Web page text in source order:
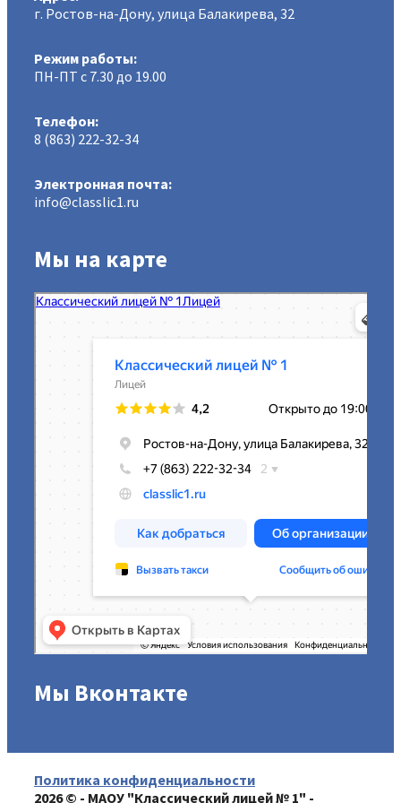
г. Ростов-на-Дону, улица Балакирева, 32
Режим работы:
ПН-ПТ с 7.30 до 19.00
Телефон:
8 (863) 222-32-34
Электронная почта:
info@classlic1.ru
Мы на карте
МАОУ Классический лицей № 1
Лицей в Ростове‑на‑Дону
Мы Вконтакте
Политика конфиденциальности
2026 © - МАОУ "Классический лицей № 1" -